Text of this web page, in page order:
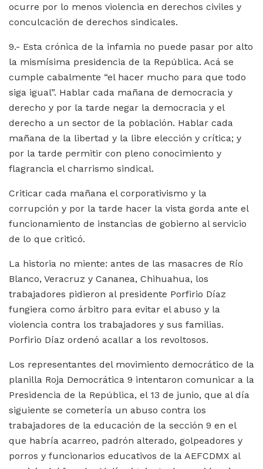
ocurre por lo menos violencia en derechos civiles y
conculcación de derechos sindicales.
9.- Esta crónica de la infamia no puede pasar por alto
la mismísima presidencia de la República. Acá se
cumple cabalmente “el hacer mucho para que todo
siga igual”. Hablar cada mañana de democracia y
derecho y por la tarde negar la democracia y el
derecho a un sector de la población. Hablar cada
mañana de la libertad y la libre elección y crítica; y
por la tarde permitir con pleno conocimiento y
flagrancia el charrismo sindical.
Criticar cada mañana el corporativismo y la
corrupción y por la tarde hacer la vista gorda ante el
funcionamiento de instancias de gobierno al servicio
de lo que criticó.
La historia no miente: antes de las masacres de Río
Blanco, Veracruz y Cananea, Chihuahua, los
trabajadores pidieron al presidente Porfirio Díaz
fungiera como árbitro para evitar el abuso y la
violencia contra los trabajadores y sus familias.
Porfirio Díaz ordenó acallar a los revoltosos.
Los representantes del movimiento democrático de la
planilla Roja Democrática 9 intentaron comunicar a la
Presidencia de la República, el 13 de junio, que al día
siguiente se cometería un abuso contra los
trabajadores de la educación de la sección 9 en el
que habría acarreo, padrón alterado, golpeadores y
porros y funcionarios educativos de la AEFCDMX al